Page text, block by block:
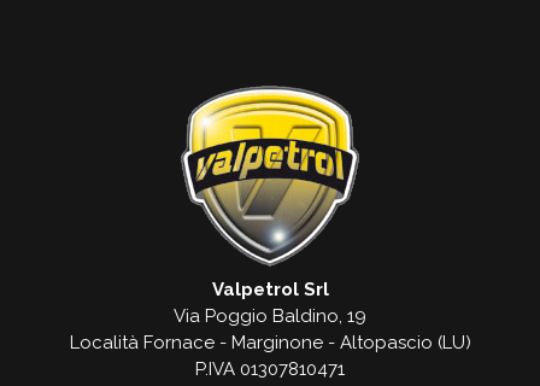
Valpetrol Srl
Via Poggio Baldino, 19
Località Fornace - Marginone - Altopascio (LU)
P.IVA 01307810471